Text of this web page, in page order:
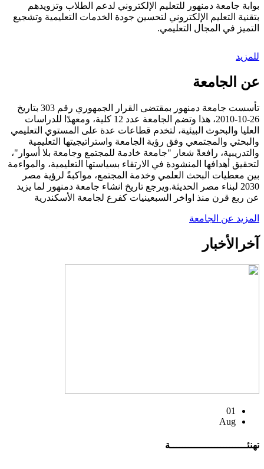
بوابة جامعة دمنهور للتعليم الإلكتروني لدعم الطلاب وتزويدهم
بتقنية التعليم الإلكتروني لتحسين جودة الخدمات التعليمية وتشجيع
التميز في المجال التعليمي.
للمزيد
عن الجامعة
تأسست جامعة دمنهور بمقتضى القرار الجمهوري رقم 303 بتاريخ
26-10-2010، هذا وتضم الجامعة عدد 12 كلية، ومعهدًا للدراسات
العليا والبحوث البيئية، لتخدم قطاعات عدة على المستوي التعليمي
والبحثي والمجتمعي وفق رؤية الجامعة واستراتيجيتها التعليمية
والتدريبية، رافعةً شعار "جامعة خادمة للمجتمع وجامعة بلا أسوار"،
لتحقيق أهدافها المنشودة في الارتقاء بسياستها التعليمية، والمواءمة
بين معطيات البحث العلمي وخدمة المجتمع، مواكبةً لرؤية مصر
2030 لبناء مصر الحديثة.ويرجع تاريخ انشاء جامعة دمنهور لما يزيد
عن ربع قرن منذ اواخر السبعينيات كفرع لجامعة الأسكندرية
المزيد عن الجامعة
آخر الأخبار
01
Aug
تهنئــــــــــــــــــــــــــة